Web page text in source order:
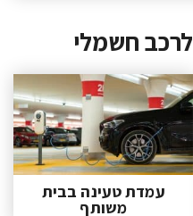
חשמלי
עמדת טעינה בבית
משותף